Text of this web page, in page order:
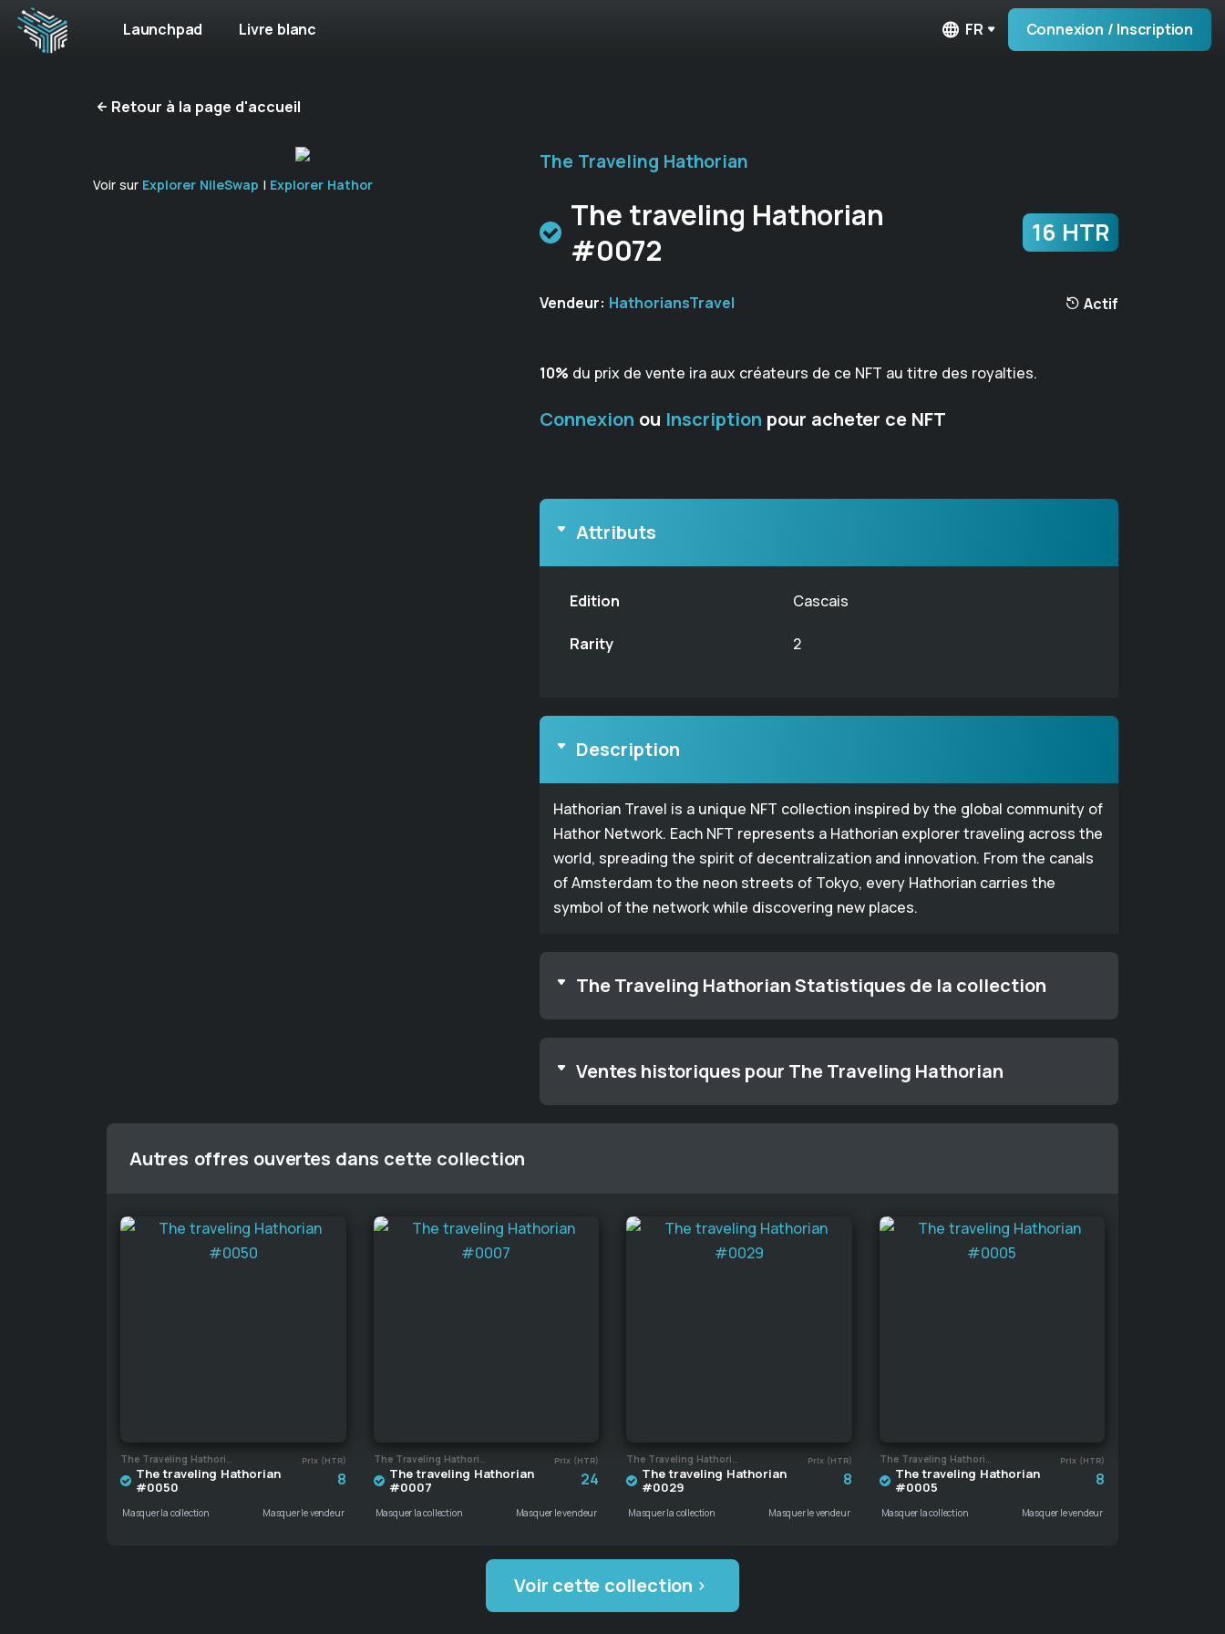
Launchpad Livre blanc FR Connexion / Inscription
Retour à la page d'accueil
Voir sur Explorer NileSwap | Explorer Hathor
The Traveling Hathorian
The traveling Hathorian
#0072
16 HTR
Vendeur: HathoriansTravel Actif
10% du prix de vente ira aux créateurs de ce NFT au titre des royalties.
Connexion ou Inscription pour acheter ce NFT
Attributs
Edition Cascais
Rarity 2
Description
Hathorian Travel is a unique NFT collection inspired by the global community of
Hathor Network. Each NFT represents a Hathorian explorer traveling across the
world, spreading the spirit of decentralization and innovation. From the canals
of Amsterdam to the neon streets of Tokyo, every Hathorian carries the
symbol of the network while discovering new places.
The Traveling Hathorian Statistiques de la collection
Ventes historiques pour The Traveling Hathorian
Autres offres ouvertes dans cette collection
Prix (HTR)
The traveling Hathorian
#0050
8
Masquer la collection Masquer le vendeur
Prix (HTR)
The traveling Hathorian
#0007
24
Masquer la collection Masquer le vendeur
Prix (HTR)
The traveling Hathorian
#0029
8
Masquer la collection Masquer le vendeur
Prix (HTR)
The traveling Hathorian
#0005
8
Masquer la collection Masquer le vendeur
Voir cette collection